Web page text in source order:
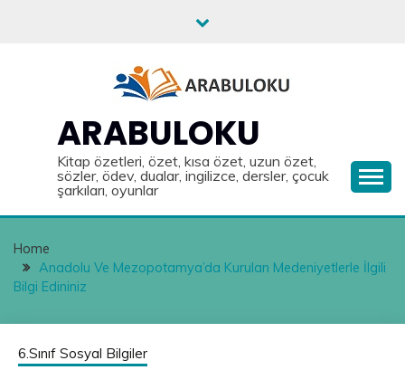
ARABULOKU
Kitap özetleri, özet, kısa özet, uzun özet,
sözler, ödev, dualar, ingilizce, dersler, çocuk
şarkıları, oyunlar
Home
Anadolu Ve Mezopotamya’da Kurulan Medeniyetlerle İlgili
Bilgi Edininiz
6.Sınıf Sosyal Bilgiler